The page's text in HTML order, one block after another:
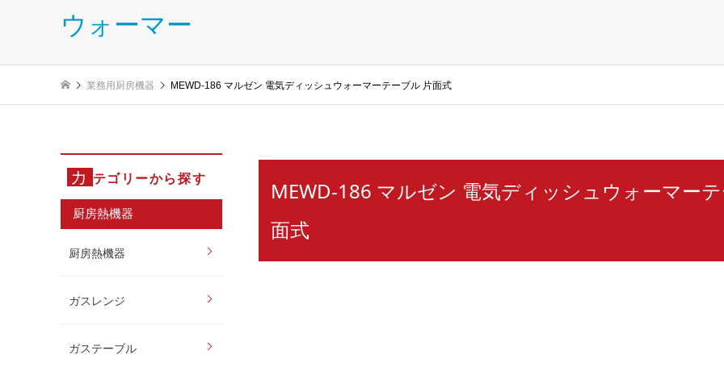
ウォーマー
業務用厨房機器 MEWD-186 マルゼン 電気ディッシュウォーマーテーブル 片面式
カ テゴリーから探す
厨房熱機器
厨房熱機器
ガスレンジ
ガステーブル
MEWD-186 マルゼン 電気ディッシュウォーマー
面式